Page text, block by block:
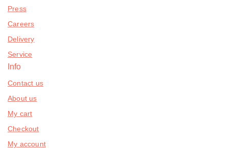
Press
Careers
Delivery
Service
Info
Contact us
About us
My cart
Checkout
My account